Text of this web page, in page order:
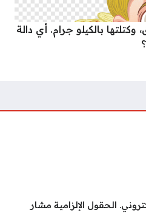
بالكيلو جرام. أي دالة
الحقول الإلزامية مشار